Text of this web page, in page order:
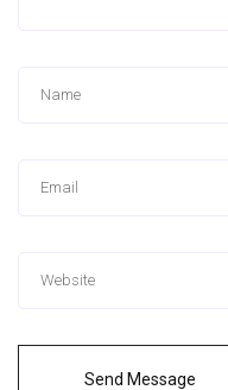
Send Message